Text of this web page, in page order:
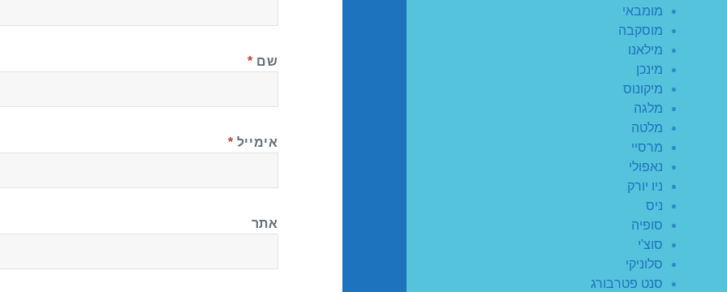
מומבאי
מוסקבה
מילאנו
מינכן
מיקונוס
מלגה
מלטה
מרסיי
נאפולי
ניו יורק
ניס
סופיה
סוצ'י
סלוניקי
סנט פטרבורג
שם *
אימייל *
אתר